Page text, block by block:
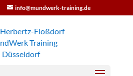
info@mundwerk-training.de